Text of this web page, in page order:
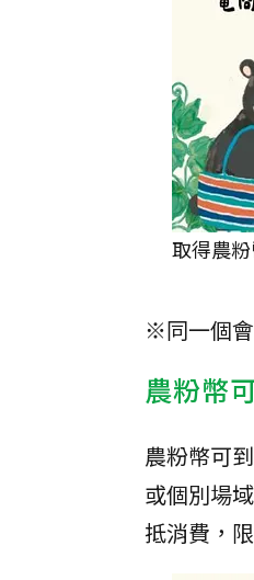
取得農
※同一個
農粉幣
農粉幣可
或個別場
抵消費，